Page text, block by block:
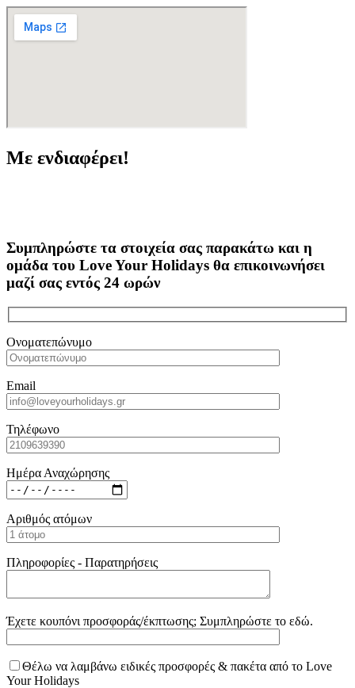
Με ενδιαφέρει!
Συμπληρώστε τα στοιχεία σας παρακάτω και η
ομάδα του Love Your Holidays θα επικοινωνήσει
μαζί σας εντός 24 ωρών
Ονοματεπώνυμο
Email
Τηλέφωνο
Ημέρα Αναχώρησης
Αριθμός ατόμων
Πληροφορίες - Παρατηρήσεις
Έχετε κουπόνι προσφοράς/έκπτωσης; Συμπληρώστε το εδώ.
Θέλω να λαμβάνω ειδικές προσφορές & πακέτα από το Love
Your Holidays